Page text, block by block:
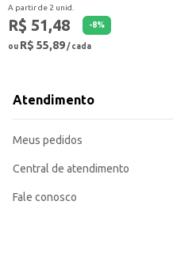
A partir de 2 unid.
R$ 51,48 -8%
ou R$ 55,89/ cada
Atendimento
Meus pedidos
Central de atendimento
Fale conosco